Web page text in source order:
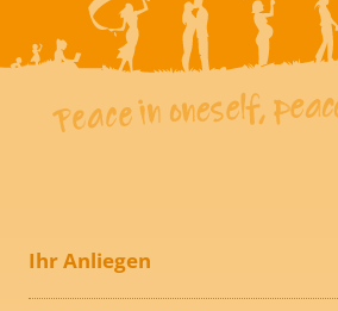
Ihr Anliegen